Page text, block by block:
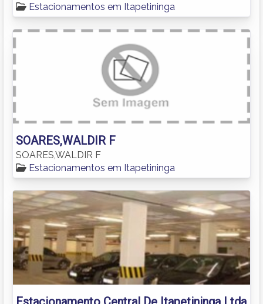
Estacionamentos em Itapetininga
SOARES,WALDIR F
SOARES,WALDIR F
Estacionamentos em Itapetininga